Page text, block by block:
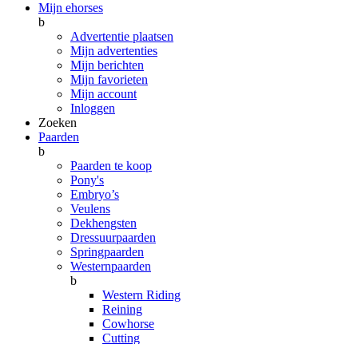
Mijn ehorses
b
Advertentie plaatsen
Mijn advertenties
Mijn berichten
Mijn favorieten
Mijn account
Inloggen
Zoeken
Paarden
b
Paarden te koop
Pony's
Embryo’s
Veulens
Dekhengsten
Dressuurpaarden
Springpaarden
Westernpaarden
b
Western Riding
Reining
Cowhorse
Cutting